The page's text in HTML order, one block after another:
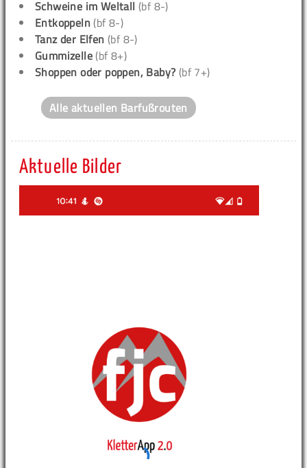
Schweine im Weltall (bf 8-)
Entkoppeln (bf 8-)
Tanz der Elfen (bf 8-)
Gummizelle (bf 8+)
Shoppen oder poppen, Baby? (bf 7+)
Alle aktuellen Barfußrouten
Aktuelle Bilder